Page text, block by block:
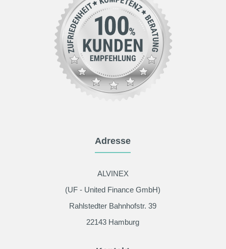
Adresse
ALVINEX
(UF - United Finance GmbH)
Rahlstedter Bahnhofstr. 39
22143 Hamburg